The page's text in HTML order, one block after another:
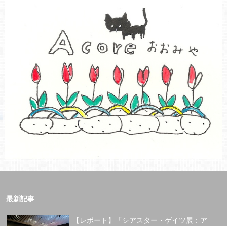
最新記事
【レポート】「シアスター・ゲイツ展：ア